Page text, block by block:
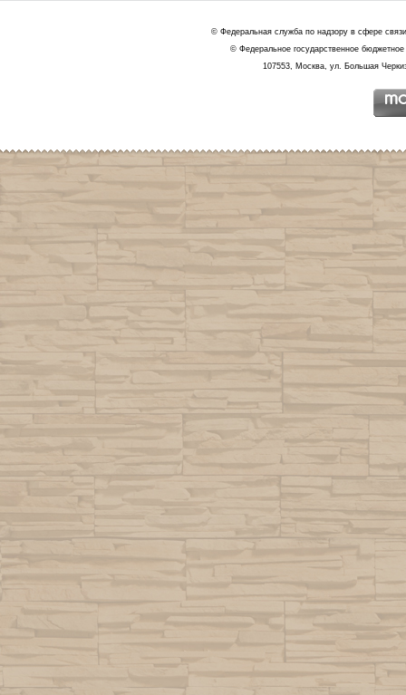
© Федеральная служба по надзору в сфере
© Федеральное государственное
107553, Москва, ул. Большая